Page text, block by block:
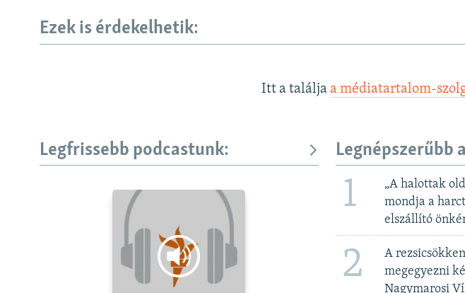
Ezek is érdekelhetik:
Itt a találja a médiatartalom-
Legfrissebb podcastunk: Legnépszerűbb
1
„A halottak
mondja a
elszállító
2
A
megegyezni
Nagymarosi